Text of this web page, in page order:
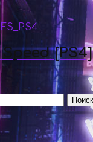
Speed [PS4]